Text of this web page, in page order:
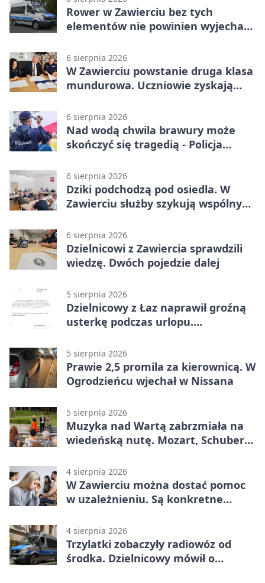
Rower w Zawierciu bez tych
elementów nie powinien wyjechać
6 sierpnia 2026
W Zawierciu powstanie druga klasa
mundurowa. Uczniowie zyskają
6 sierpnia 2026
Nad wodą chwila brawury może
skończyć się tragedią - Policja
6 sierpnia 2026
Dziki podchodzą pod osiedla. W
Zawierciu służby szykują wspólny
6 sierpnia 2026
Dzielnicowi z Zawiercia sprawdzili
wiedzę. Dwóch pojedzie dalej
5 sierpnia 2026
Dzielnicowy z Łaz naprawił groźną
usterkę podczas urlopu.
5 sierpnia 2026
Prawie 2,5 promila za kierownicą. W
Ogrodzieńcu wjechał w Nissana
5 sierpnia 2026
Muzyka nad Wartą zabrzmiała na
wiedeńską nutę. Mozart, Schubert i
4 sierpnia 2026
W Zawierciu można dostać pomoc
w uzależnieniu. Są konkretne
4 sierpnia 2026
Trzylatki zobaczyły radiowóz od
środka. Dzielnicowy mówił o